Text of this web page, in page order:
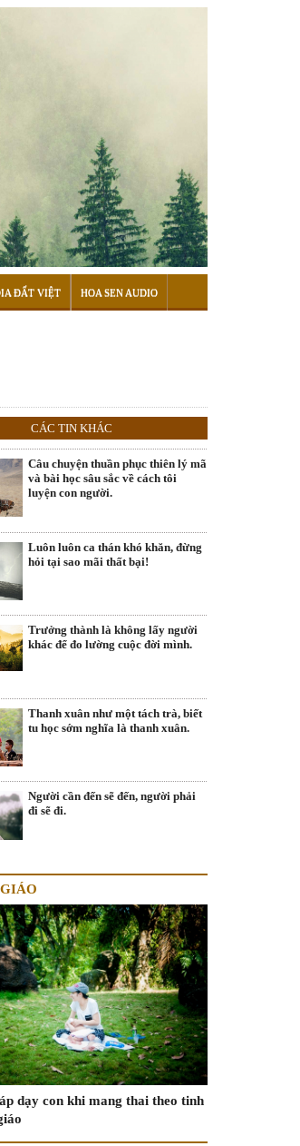
ĐẤT VIỆT HOA SEN AUDIO
CÁC TIN KHÁC
Câu chuyện thuần phục thiên lý mã
và bài học sâu sắc về cách tôi
luyện con người.
Luôn luôn ca thán khó khăn, đừng
hỏi tại sao mãi thất bại!
Trưởng thành là không lấy người
khác để đo lường cuộc đời mình.
Thanh xuân như một tách trà, biết
tu học sớm nghĩa là thanh xuân.
Người cần đến sẽ đến, người phải
đi sẽ đi.
dạy con khi mang thai theo tinh